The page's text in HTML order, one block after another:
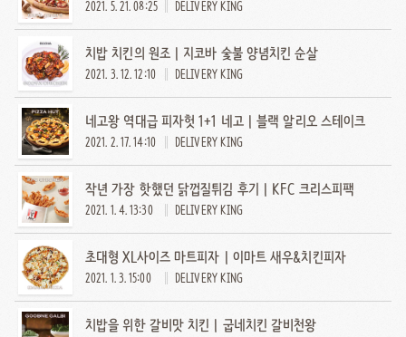
2021. 5. 21. 08:25 DELIVERY KING
치밥 치킨의 원조 | 지코바 숯불 양념치킨 순살
2021. 3. 12. 12:10 DELIVERY KING
네고왕 역대급 피자헛 1+1 네고 | 블랙 알리오 스테이크
2021. 2. 17. 14:10 DELIVERY KING
작년 가장 핫했던 닭껍질튀김 후기 | KFC 크리스피팩
2021. 1. 4. 13:30 DELIVERY KING
초대형 XL사이즈 마트피자 | 이마트 새우&치킨피자
2021. 1. 3. 15:00 DELIVERY KING
치밥을 위한 갈비맛 치킨 | 굽네치킨 갈비천왕